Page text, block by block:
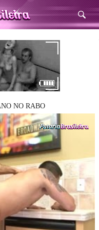
NO RABO